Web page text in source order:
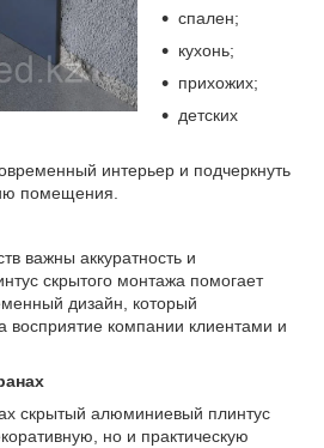
спален;
кухонь;
прихожих;
детских
интерьер и подчеркнуть
помещения.
важны аккуратность и
скрытого монтажа помогает
дизайн, который
восприятие компании клиентами и
скрытый алюминиевый плинтус
но и практическую